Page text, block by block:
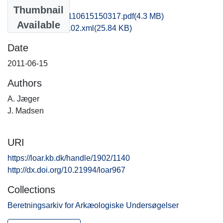
Thumbnail
Available
obm1mohe_20110615150317.pdf(4.3 MB)
recordxml_item_102.xml (25.84 KB)
Date
2011-06-15
Authors
A. Jæger
J. Madsen
URI
https://loar.kb.dk/handle/1902/1140
http://dx.doi.org/10.21994/loar967
Collections
Beretningsarkiv for Arkæologiske Undersøgelser